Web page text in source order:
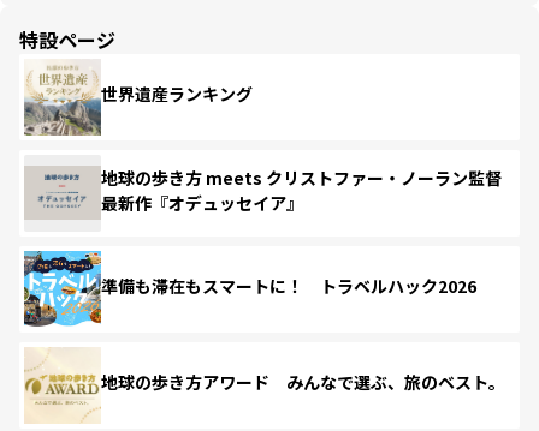
特設ページ
世界遺産ランキング
地球の歩き方 meets クリストファー・ノーラン監督
最新作『オデュッセイア』
準備も滞在もスマートに！ トラベルハック2026
地球の歩き方アワード みんなで選ぶ、旅のベスト。